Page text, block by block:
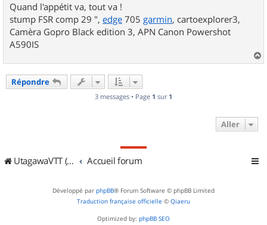
Quand l'appétit va, tout va !
stump FSR comp 29 ", edge 705 garmin, cartoexplorer3,
Camèra Gopro Black edition 3, APN Canon Powershot
A590IS
a
Répondre
3 messages • Page 1 sur 1
Aller
UtagawaVTT (Randos VTT et VTTAE avec traces GPS) Accueil forum
Développé par phpBB® Forum Software © phpBB Limited
Traduction française officielle © Qiaeru
Optimized by: phpBB SEO